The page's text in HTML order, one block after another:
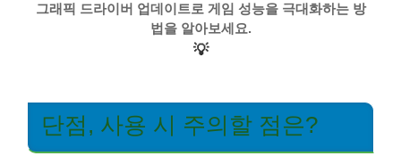
그래픽 드라이버 업데이트로 게임 성능을 극대화하는 방
법을 알아보세요.
💡
단점, 사용 시 주의할 점은?